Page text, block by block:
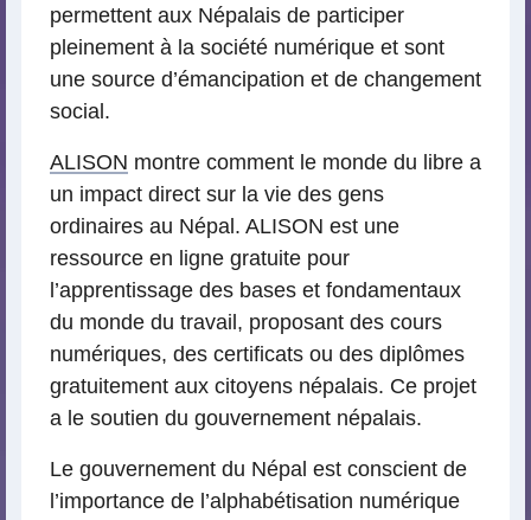
permettent aux Népalais de participer
pleinement à la société numérique et sont
une source d’émancipation et de changement
social.
ALISON montre comment le monde du libre a
un impact direct sur la vie des gens
ordinaires au Népal. ALISON est une
ressource en ligne gratuite pour
l’apprentissage des bases et fondamentaux
du monde du travail, proposant des cours
numériques, des certificats ou des diplômes
gratuitement aux citoyens népalais. Ce projet
a le soutien du gouvernement népalais.
Le gouvernement du Népal est conscient de
l’importance de l’alphabétisation numérique